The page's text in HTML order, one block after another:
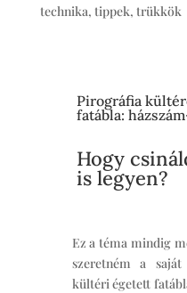
technika, tippek, trükkök
Pirográfia
fatábla:
Hogy
is legyen?
Ez a téma mindig
szeretném a
kültéri égetett